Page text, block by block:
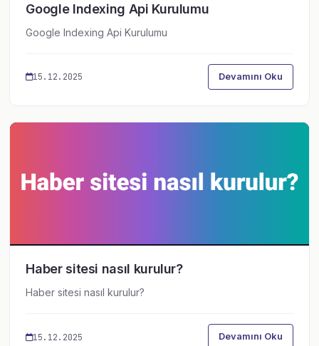
Google Indexing Api Kurulumu
Google Indexing Api Kurulumu
15.12.2025 Devamını Oku
Haber sitesi nasıl kurulur?
Haber sitesi nasıl kurulur?
15.12.2025 Devamını Oku